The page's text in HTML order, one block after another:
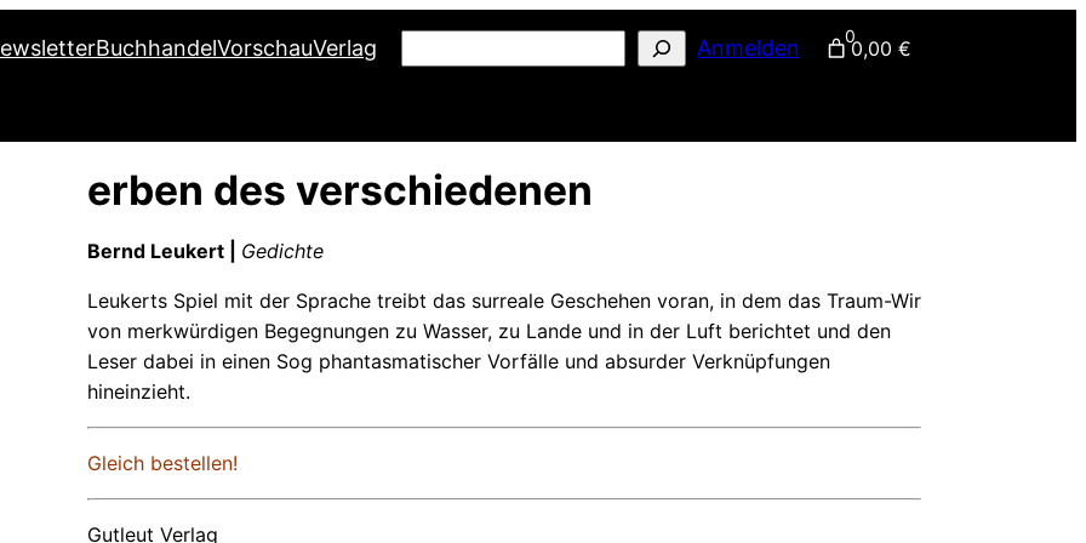
BuchhandelVorschauVerlag
h
e
Anmelden 0
0,00 €
erben des verschiedenen
Bernd Leukert | Gedichte
Leukerts Spiel mit der Sprache treibt das surreale Geschehen voran, in dem das Traum-Wir
von merkwürdigen Begegnungen zu Wasser, zu Lande und in der Luft berichtet und den
Leser dabei in einen Sog phantasmatischer Vorfälle und absurder Verknüpfungen
hineinzieht.
Gleich bestellen!
Gutleut Verlag